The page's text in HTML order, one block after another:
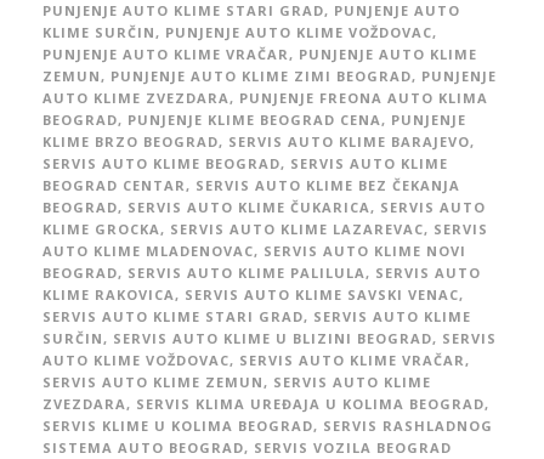
PUNJENJE AUTO KLIME STARI GRAD, PUNJENJE AUTO
KLIME SURČIN, PUNJENJE AUTO KLIME VOŽDOVAC,
PUNJENJE AUTO KLIME VRAČAR, PUNJENJE AUTO KLIME
ZEMUN, PUNJENJE AUTO KLIME ZIMI BEOGRAD, PUNJENJE
AUTO KLIME ZVEZDARA, PUNJENJE FREONA AUTO KLIMA
BEOGRAD, PUNJENJE KLIME BEOGRAD CENA, PUNJENJE
KLIME BRZO BEOGRAD, SERVIS AUTO KLIME BARAJEVO,
SERVIS AUTO KLIME BEOGRAD, SERVIS AUTO KLIME
BEOGRAD CENTAR, SERVIS AUTO KLIME BEZ ČEKANJA
BEOGRAD, SERVIS AUTO KLIME ČUKARICA, SERVIS AUTO
KLIME GROCKA, SERVIS AUTO KLIME LAZAREVAC, SERVIS
AUTO KLIME MLADENOVAC, SERVIS AUTO KLIME NOVI
BEOGRAD, SERVIS AUTO KLIME PALILULA, SERVIS AUTO
KLIME RAKOVICA, SERVIS AUTO KLIME SAVSKI VENAC,
SERVIS AUTO KLIME STARI GRAD, SERVIS AUTO KLIME
SURČIN, SERVIS AUTO KLIME U BLIZINI BEOGRAD, SERVIS
AUTO KLIME VOŽDOVAC, SERVIS AUTO KLIME VRAČAR,
SERVIS AUTO KLIME ZEMUN, SERVIS AUTO KLIME
ZVEZDARA, SERVIS KLIMA UREĐAJA U KOLIMA BEOGRAD,
SERVIS KLIME U KOLIMA BEOGRAD, SERVIS RASHLADNOG
SISTEMA AUTO BEOGRAD, SERVIS VOZILA BEOGRAD